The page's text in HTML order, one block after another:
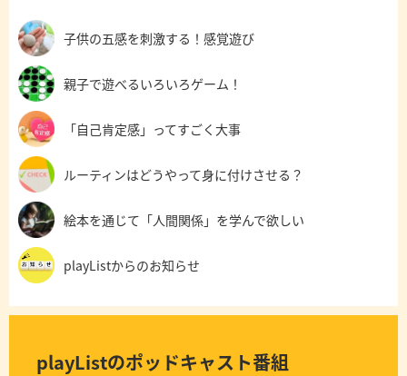
子供の五感を刺激する！感覚遊び
親子で遊べるいろいろゲーム！
「自己肯定感」ってすごく大事
ルーティンはどうやって身に付けさせる？
絵本を通じて「人間関係」を学んで欲しい
playListからのお知らせ
playListのポッドキャスト番組